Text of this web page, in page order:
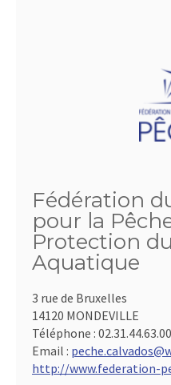
Fédération
pour la
Protection
Aquatique
3 rue de Bruxelles
14120 MONDEVILLE
Téléphone : 02.31.44.63.00
Email :
http://www.federation-